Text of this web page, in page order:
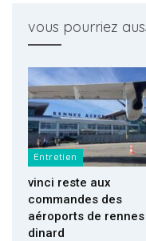
vous pourriez
Entretien
vinci reste aux
commandes des
aéroports de
dinard